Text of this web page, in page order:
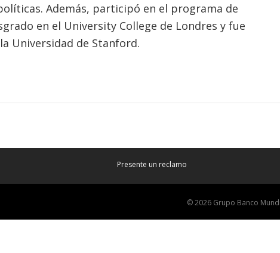
Además, participó en el programa de
en el University College de Londres y fue
Universidad de Stanford.
Presente un reclamo
© 2026 Grupo Banco